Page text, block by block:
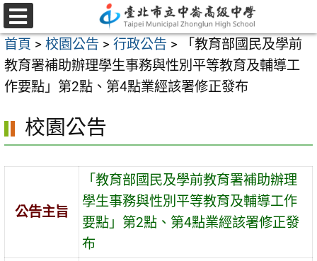
跳
至
主
要
內
區
選
單
首頁 > 校園公告 > 行政公告 >
「教育部國民及學前
教育署補助辦理學生事務與性別平等教育及輔導工
作要點」第2點、第4點業經該署修正發布
校園公告
公告主旨
「教育部國民及學前教育署補助辦理
學生事務與性別平等教育及輔導工作
要點」第2點、第4點業經該署修正發
布